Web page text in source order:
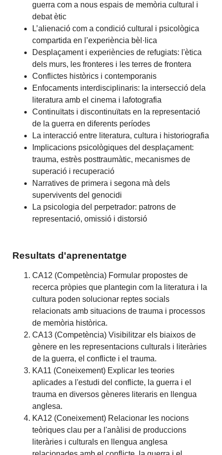
guerra com a nous espais de memòria cultural i
debat ètic
L’alienació com a condició cultural i psicològica
compartida en l’experiència bèl·lica
Desplaçament i experiències de refugiats: l'ètica
dels murs, les fronteres i les terres de frontera
Conflictes històrics i contemporanis
Enfocaments interdisciplinaris: la intersecció dela
literatura amb el cinema i lafotografia
Continuïtats i discontinuïtats en la representació
de la guerra en diferents períodes
La interacció entre literatura, cultura i historiografia
Implicacions psicològiques del desplaçament:
trauma, estrès posttraumàtic, mecanismes de
superació i recuperació
Narratives de primera i segona mà dels
supervivents del genocidi
La psicologia del perpetrador: patrons de
representació, omissió i distorsió
Resultats d'aprenentatge
CA12 (Competència) Formular propostes de
recerca pròpies que plantegin com la literatura i la
cultura poden solucionar reptes socials
relacionats amb situacions de trauma i processos
de memòria històrica.
CA13 (Competència) Visibilitzar els biaixos de
gènere en les representacions culturals i literàries
de la guerra, el conflicte i el trauma.
KA11 (Coneixement) Explicar les teories
aplicades a l'estudi del conflicte, la guerra i el
trauma en diversos gèneres literaris en llengua
anglesa.
KA12 (Coneixement) Relacionar les nocions
teòriques clau per a l'anàlisi de produccions
literàries i culturals en llengua anglesa